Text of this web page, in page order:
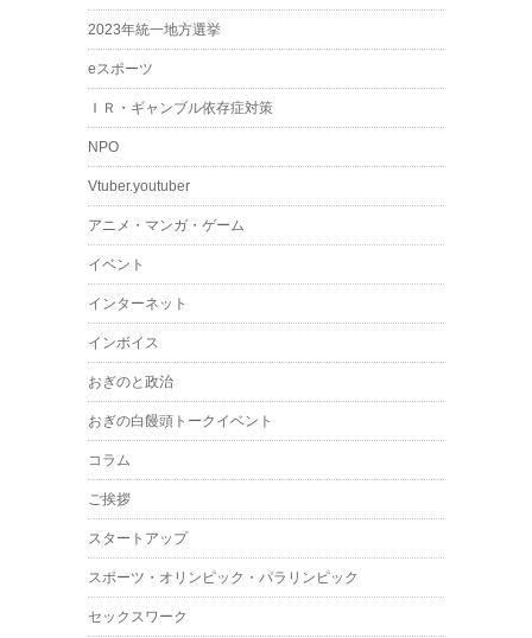
2023年統一地方選挙
eスポーツ
ＩＲ・ギャンブル依存症対策
NPO
Vtuber.youtuber
アニメ・マンガ・ゲーム
イベント
インターネット
インボイス
おぎのと政治
おぎの白饅頭トークイベント
コラム
ご挨拶
スタートアップ
スポーツ・オリンピック・パラリンピック
セックスワーク